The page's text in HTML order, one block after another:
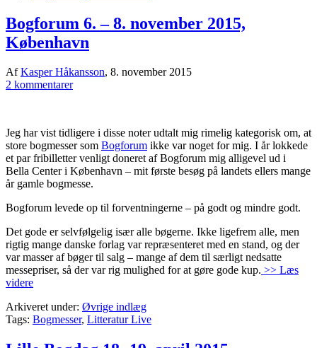
Bogforum 6. – 8. november 2015,
København
AfKasper Håkansson, 8. november 2015
2 kommentarer
Jeg har vist tidligere i disse noter udtalt mig rimelig kategorisk om, at
store bogmesser som Bogforum ikke var noget for mig. I år lokkede
et par fribilletter venligt doneret af Bogforum mig alligevel ud i
Bella Center i København – mit første besøg på landets ellers mange
år gamle bogmesse.
Bogforum levede op til forventningerne – på godt og mindre godt.
Det gode er selvfølgelig især alle bøgerne. Ikke ligefrem alle, men
rigtig mange danske forlag var repræsenteret med en stand, og der
var masser af bøger til salg – mange af dem til særligt nedsatte
messepriser, så der var rig mulighed for at gøre gode kup. >> Læs
videre
Arkiveret under: Øvrige indlæg
Tags: Bogmesser, Litteratur Live